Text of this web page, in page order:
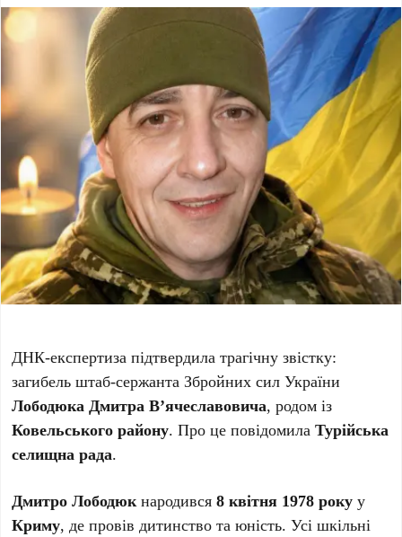
ДНК-експертиза підтвердила трагічну звістку:
загибель штаб-сержанта Збройних сил України
Лободюка Дмитра В’ячеславовича, родом із
Ковельського району. Про це повідомилаТурійська
селищна рада.
Дмитро Лободюкнародився8 квітня 1978 року у
Криму, де провів дитинство та юність. Усі шкільні